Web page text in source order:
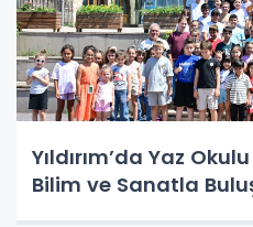
Yıldırım’da Yaz
Bilim ve Sanatla